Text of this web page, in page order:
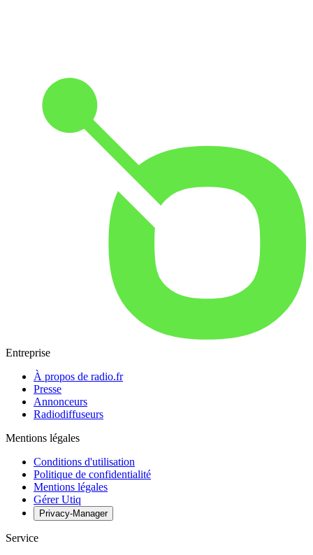
Entreprise
À propos de radio.fr
Presse
Annonceurs
Radiodiffuseurs
Mentions légales
Conditions d'utilisation
Politique de confidentialité
Mentions légales
Gérer Utiq
Privacy-Manager
Service